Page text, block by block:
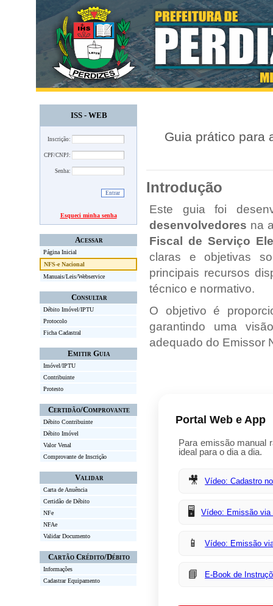
ISS - WEB
Inscrição:
CPF/CNPJ:
Senha:
Esqueci minha senha
Acessar
Página Inicial
NFS-e Nacional
Manuais/Leis/Webservice
Consultar
Débito Imóvel/IPTU
Protocolo
Ficha Cadastral
Emitir Guia
Imóvel/IPTU
Contribuinte
Protesto
Certidão/Comprovante
Débito Contribuinte
Débito Imóvel
Valor Venal
Comprovante de Inscrição
Validar
Carta de Anuência
Certidão de Débito
NFe
NFAe
Validar Documento
Cartão Crédito/Débito
Informações
Cadastrar Equipamento
Guia prático para
Introdução
Este guia foi
desenvolvedores na
Fiscal de Serviço
claras e objetivas
principais recursos
técnico e normativo.
O objetivo é
garantindo uma
adequado do Emissor
Portal Web e App
Para emissão manual
ideal para o dia a dia.
🎥 Vídeo: Cadastro
🖥️ Vídeo: Emissão via
📱 Vídeo: Emissão
📘 E-Book de